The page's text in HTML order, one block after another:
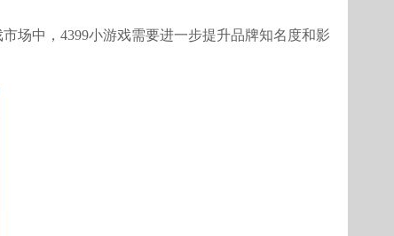
场中，4399小游戏需要进一步提升品牌知名度和影